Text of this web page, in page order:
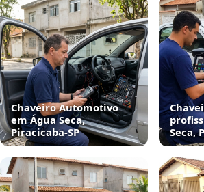
Chaveiro Automotivo
em Água Seca,
Piracicaba‑SP
Seca,